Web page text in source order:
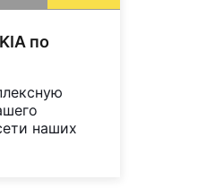
по
наших